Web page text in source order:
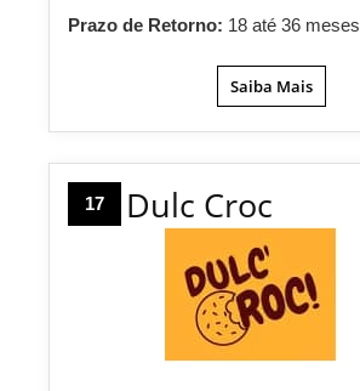
Prazo de Retorno: 18 até 36 meses
Saiba Mais
17 Dulc Croc